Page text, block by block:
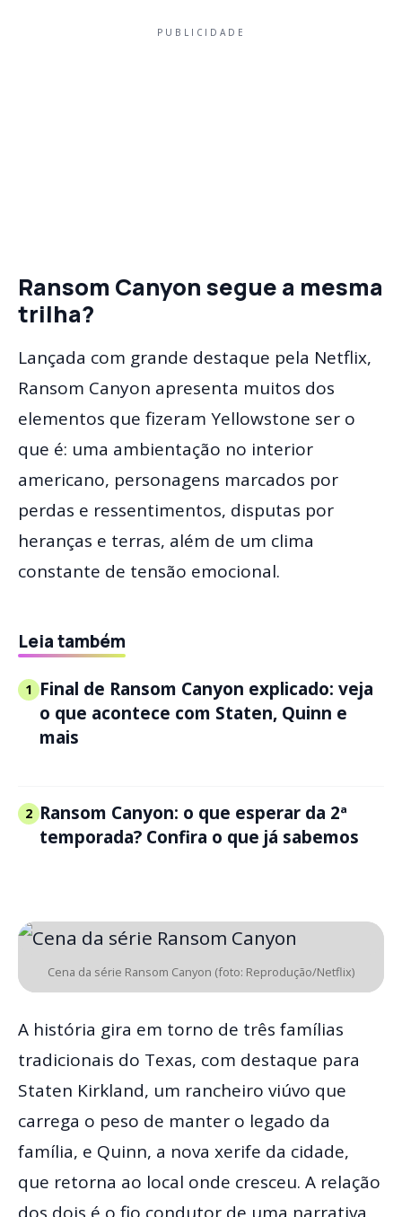
PUBLICIDADE
Ransom Canyon segue a mesma
trilha?
Lançada com grande destaque pela Netflix,
Ransom Canyon apresenta muitos dos
elementos que fizeram Yellowstone ser o
que é: uma ambientação no interior
americano, personagens marcados por
perdas e ressentimentos, disputas por
heranças e terras, além de um clima
constante de tensão emocional.
Leia também
1 Final de Ransom Canyon explicado: veja
o que acontece com Staten, Quinn e
mais
2 Ransom Canyon: o que esperar da 2ª
temporada? Confira o que já sabemos
Cena da série Ransom Canyon (foto: Reprodução/Netflix)
A história gira em torno de três famílias
tradicionais do Texas, com destaque para
Staten Kirkland, um rancheiro viúvo que
carrega o peso de manter o legado da
família, e Quinn, a nova xerife da cidade,
que retorna ao local onde cresceu. A relação
dos dois é o fio condutor de uma narrativa